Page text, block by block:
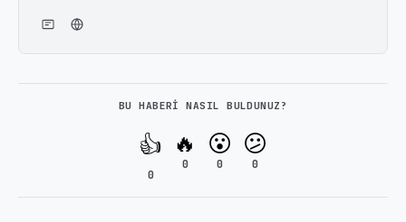
BU HABERI NASIL BULDUNUZ?
👍
0
🔥
0
😮
0
😕
0